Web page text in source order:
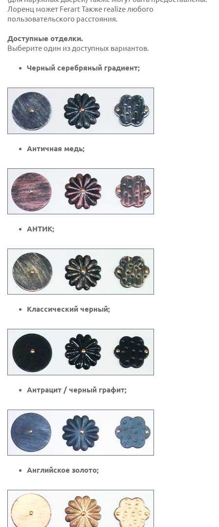
Лоренц может Ferart Также realize любого
пользовательского расстояния.
Доступные отделки.
Выберите один из доступных вариантов.
Черный серебряный градиент;
Античная медь;
АНТИК;
Классический черный;
Антрацит / черный графит;
Английское золото;